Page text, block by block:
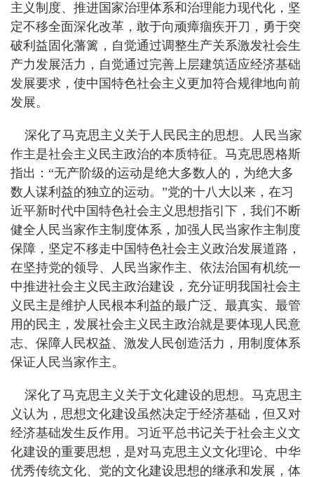
主义制度、推进国家治理体系和治理能力现代化，坚
定不移全面深化改革，敢于向顽瘴痼疾开刀，勇于突
破利益固化藩篱，自觉通过调整生产关系激发社会生
产力发展活力，自觉通过完善上层建筑适应经济基础
发展要求，使中国特色社会主义更加符合规律地向前
发展。
深化了马克思主义关于人民民主的思想。人民当家
作主是社会主义民主政治的本质特征。马克思恩格斯
指出：“无产阶级的运动是绝大多数人的，为绝大多
数人谋利益的独立的运动。”党的十八大以来，在习
近平新时代中国特色社会主义思想指引下，我们不断
健全人民当家作主制度体系，加强人民当家作主制度
保障，坚定不移走中国特色社会主义政治发展道路，
在坚持党的领导、人民当家作主、依法治国有机统一
中推进社会主义民主政治建设，充分证明我国社会主
义民主是维护人民根本利益的最广泛、最真实、最管
用的民主，发展社会主义民主政治就是要体现人民意
志、保障人民权益、激发人民创造活力，用制度体系
保证人民当家作主。
深化了马克思主义关于文化建设的思想。马克思主
义认为，思想文化建设虽然决定于经济基础，但又对
经济基础发生反作用。习近平总书记关于社会主义文
化建设的重要思想，是对马克思主义文化理论、中华
优秀传统文化、党的文化建设思想的继承和发展，体